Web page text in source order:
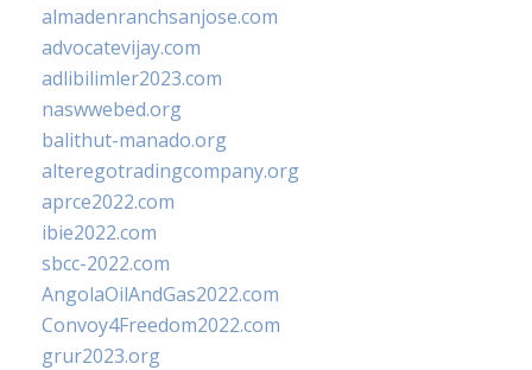
almadenranchsanjose.com
advocatevijay.com
adlibilimler2023.com
naswwebed.org
balithut-manado.org
alteregotradingcompany.org
aprce2022.com
ibie2022.com
sbcc-2022.com
AngolaOilAndGas2022.com
Convoy4Freedom2022.com
grur2023.org